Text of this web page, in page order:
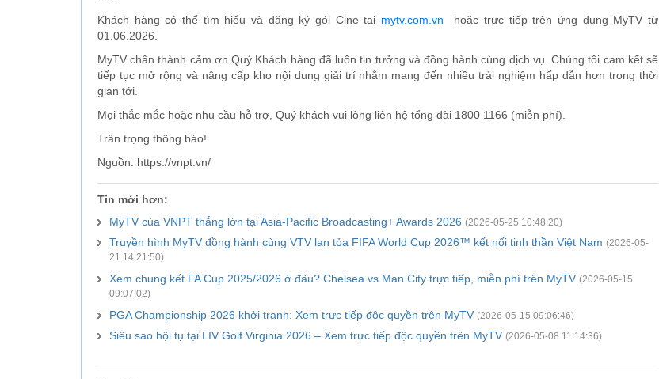
Khách hàng có thể tìm hiểu và đăng ký gói Cine tại mytv.com.vn hoặc trực tiếp trên ứng dụng MyTV từ
01.06.2026.
MyTV chân thành cảm ơn Quý Khách hàng đã luôn tin tưởng và đồng hành cùng dịch vụ. Chúng tôi cam kết sẽ
tiếp tục mở rộng và nâng cấp kho nội dung giải trí nhằm mang đến nhiều trải nghiệm hấp dẫn hơn trong thời
gian tới.
Mọi thắc mắc hoặc nhu cầu hỗ trợ, Quý khách vui lòng liên hệ tổng đài 1800 1166 (miễn phí).
Trân trọng thông báo!
Nguồn: https://vnpt.vn/
Tin mới hơn:
MyTV của VNPT thắng lớn tại Asia-Pacific Broadcasting+ Awards 2026 (2026-05-25 10:48:20)
Truyền hình MyTV đồng hành cùng VTV lan tỏa FIFA World Cup 2026™ kết nối tinh thần Việt Nam (2026-05-
21 14:21:50)
Xem chung kết FA Cup 2025/2026 ở đâu? Chelsea vs Man City trực tiếp, miễn phí trên MyTV (2026-05-15
09:07:02)
PGA Championship 2026 khởi tranh: Xem trực tiếp độc quyền trên MyTV (2026-05-15 09:06:46)
Siêu sao hội tụ tại LIV Golf Virginia 2026 – Xem trực tiếp độc quyền trên MyTV (2026-05-08 11:14:36)